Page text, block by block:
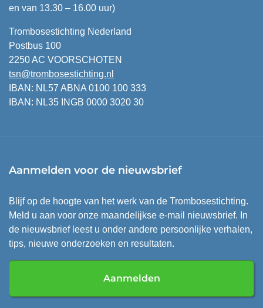
en van 13.30 – 16.00 uur)
Trombosestichting Nederland
Postbus 100
2250 AC VOORSCHOTEN
tsn@trombosestichting.nl
IBAN: NL57 ABNA 0100 100 333
IBAN: NL35 INGB 0000 3020 30
Aanmelden voor de nieuwsbrief
Blijf op de hoogte van het werk van de Trombosestichting.
Meld u aan voor onze maandelijkse e-mail nieuwsbrief. In
de nieuwsbrief leest u onder andere persoonlijke verhalen,
tips, nieuwe onderzoeken en resultaten.
Aanmelden